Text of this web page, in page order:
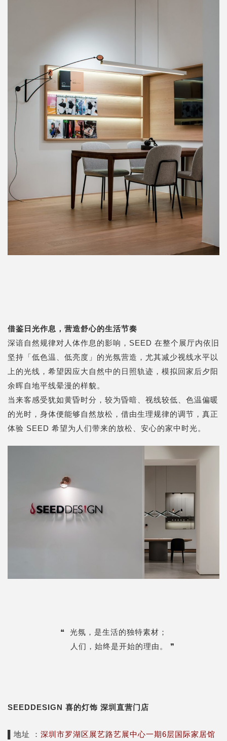
借鉴日光作息，营造舒心的生活节奏
深谙自然规律对人体作息的影响，SEED 在整个展厅内依旧
坚持「低色温、低亮度」的光氛营造，尤其减少视线水平以
上的光线，希望因应大自然中的日照轨迹，模拟回家后夕阳
余晖自地平线晕漫的样貌。
当来客感受犹如黄昏时分，较为昏暗、视线较低、色温偏暖
的光时，身体便能够自然放松，借由生理规律的调节，真正
体验 SEED 希望为人们带来的放松、安心的家中时光。
❝ 光氛，是生活的独特素材；
人们，始终是开始的理由。
❞
SEEDDESIGN 喜的灯饰 深圳直营门店
▌地址 ： 深圳市罗湖区展艺路艺展中心一期6层国际家居馆